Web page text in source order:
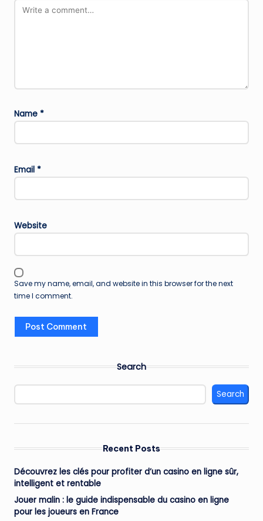
Name *
Email *
Website
Save my name, email, and website in this browser for the next
time I comment.
Search
Search
Recent Posts
Découvrez les clés pour profiter d’un casino en ligne sûr,
intelligent et rentable
Jouer malin : le guide indispensable du casino en ligne
pour les joueurs en France